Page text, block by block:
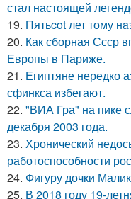
стал настоящей
19. Пятьcot лет тому
20. Как сборная Ссср
Европы в Париже.
21. Египтяне нередко
сфинкса избегают.
22. "ВИА Гра" на пике
декабря 2003 года.
23. Хронический
работоспособности
24. Фигуру дочки
25. В 2018 году 19-